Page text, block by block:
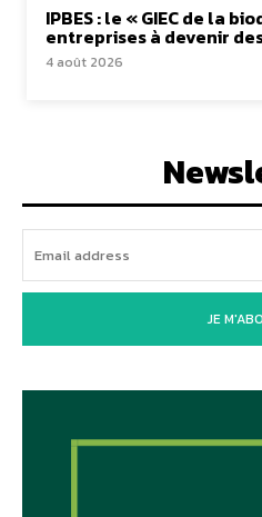
IPBES : le « GIEC de la
entreprises à devenir
4 août 2026
JE